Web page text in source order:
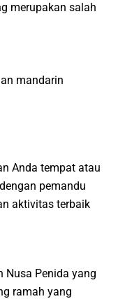
merupakan salah
mandarin
Anda tempat atau
pemandu
aktivitas terbaik
Nusa Penida yang
ramah yang